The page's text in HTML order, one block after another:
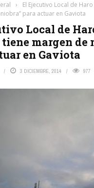
›
El Ejecutivo Local de
para actuar en Gaviota
Local de
tiene margen de
en Gaviota
3 DICIEMBRE, 2014 977